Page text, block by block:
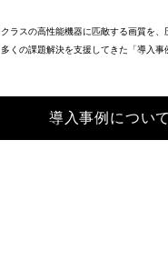
ラスの高性能機器に匹敵する画質を
くの課題解決を支援してきた「導入事
導入事例について